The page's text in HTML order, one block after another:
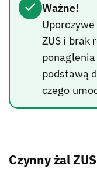
Ważne!
ZUS i brak
podstawą
czego
Czynny żal ZUS